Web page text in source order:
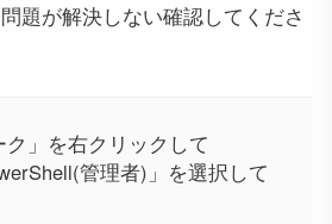
題が解決しない確認してくださ
ク」を右クリックして
管理者)」を選択して